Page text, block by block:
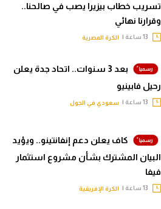
تسريب خطاب بيزيرا يصب في صالحنا..
وقرارنا نهائي
الكرة المصرية
بعد 3 سنوات.. اتحاد جدة يعلن
رحيل فابينيو
سعودي في الجول
كاف يعلن دعم إنفانتينو.. ويؤيد
البيان المشترك بشأن مشروع استثمار
فيفا
الكرة الإفريقية